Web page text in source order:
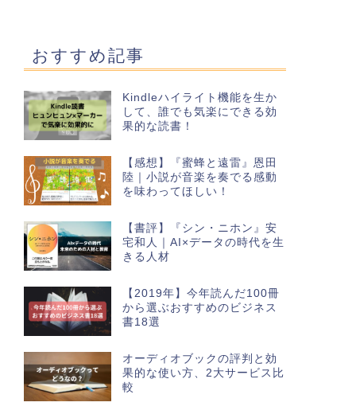
おすすめ記事
Kindleハイライト機能を生か
して、誰でも気楽にできる効
果的な読書！
【感想】『蜜蜂と遠雷』恩田
陸｜小説が音楽を奏でる感動
を味わってほしい！
【書評】『シン・ニホン』安
宅和人｜AI×データの時代を生
きる人材
【2019年】今年読んだ100冊
から選ぶおすすめのビジネス
書18選
オーディオブックの評判と効
果的な使い方、2大サービス比
較